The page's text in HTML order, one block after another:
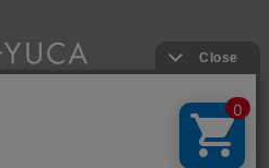
9条のポイント付与を受けるこ
利用は行えず、第3条1項の通り
ト利用が行えるようになりま
Co., Ltd. All Rights Reserved.